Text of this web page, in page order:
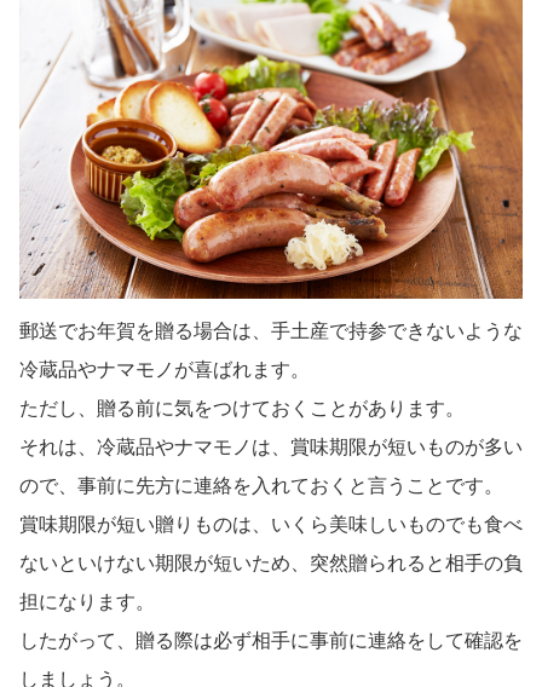
郵送でお年賀を贈る場合は、手土産で持参できないような
冷蔵品やナマモノが喜ばれます。
ただし、贈る前に気をつけておくことがあります。
それは、冷蔵品やナマモノは、賞味期限が短いものが多い
ので、事前に先方に連絡を入れておくと言うことです。
賞味期限が短い贈りものは、いくら美味しいものでも食べ
ないといけない期限が短いため、突然贈られると相手の負
担になります。
したがって、贈る際は必ず相手に事前に連絡をして確認を
しましょう。